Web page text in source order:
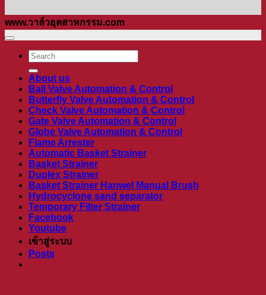
www.วาล์วอุตสาหกรรม.com
ค้นหา:
About us
Ball Valve Automation & Control
Butterfly Valve Automation & Control
Check Valve Automation & Control
Gate Valve Automation & Control
Globe Valve Automation & Control
Flame Arrester
Automatic Basket Strainer
Basket Strainer
Duplex Strainer
Basket Strainer Hanwel Manual Brush
Hydrocyclone sand separator
Temporary Filter Strainer
Facebook
Youtube
เข้าสู่ระบบ
Posts